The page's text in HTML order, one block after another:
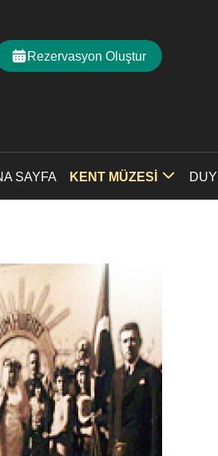
SAYFA KENT MÜZESİ
Rezervasyon Oluştur